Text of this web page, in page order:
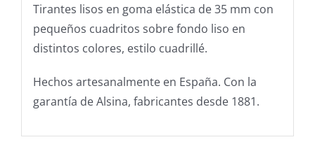
Tirantes lisos en goma elástica de 35 mm con
pequeños cuadritos sobre fondo liso en
distintos colores, estilo cuadrillé.
Hechos artesanalmente en España. Con la
garantía de Alsina, fabricantes desde 1881.